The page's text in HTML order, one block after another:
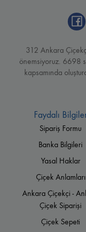
312 Ankara
önemsiyoruz. 6698
kapsamında
Faydalı
Sipariş Formu
Banka Bilgileri
Yasal Haklar
Çiçek Anlamları
Ankara Çiçekçi -
Çiçek Siparişi
Çiçek Sepeti